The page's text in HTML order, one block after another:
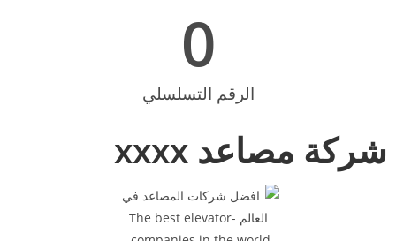
الرقم التسلسلي
0
شركة مصاعد xxxx